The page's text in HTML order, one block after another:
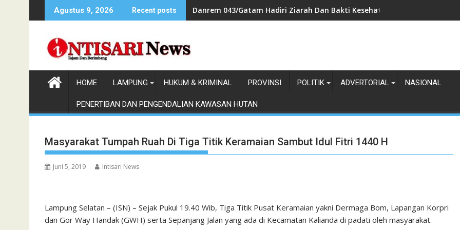
to
Agustus 9, 2026 Recent posts Danrem 043/Gatam Hadiri Ziarah Dan Bakti Kesehatan HUT Ke-1 Kodam
HOME LAMPUNG HUKUM & KRIMINAL PROVINSI POLITIK ADVERTORIAL NASIONAL
PENERTIBAN DAN PENGENDALIAN KAWASAN HUTAN
Masyarakat Tumpah Ruah Di Tiga Titik Keramaian Sambut Idul Fitri 1440 H
Juni 5, 2019 Intisari News
Lampung Selatan – (ISN) – Sejak Pukul 19.40 Wib, Tiga Titik Pusat Keramaian yakni Dermaga Bom, Lapangan Korpri
dan Gor Way Handak (GWH) serta Sepanjang Jalan yang ada di Kecamatan Kalianda di padati oleh masyarakat.